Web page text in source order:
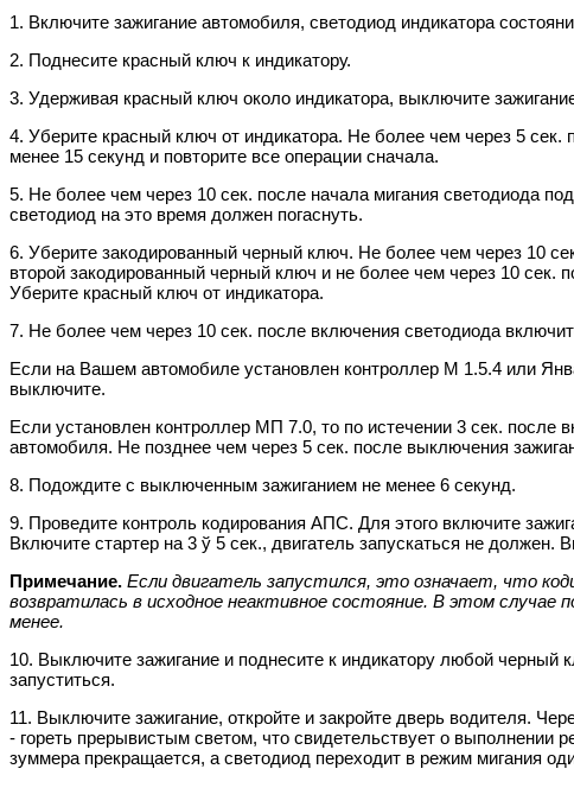
1. Включите зажигание автомобиля, светодиод индикатора
2. Поднесите красный ключ к индикатору.
3. Удерживая красный ключ около индикатора, выключите
4. Уберите красный ключ от индикатора. Не более чем через 5 сек.
менее 15 секунд и повторите все операции сначала.
5. Не более чем через 10 сек. после начала мигания светодиода
светодиод на это время должен погаснуть.
6. Уберите закодированный черный ключ. Не более чем через 10
второй закодированный черный ключ и не более чем через 10 сек.
Уберите красный ключ от индикатора.
7. Не более чем через 10 сек. после включения светодиода
Если на Вашем автомобиле установлен контроллер М 1.5.4 или
выключите.
Если установлен контроллер МП 7.0, то по истечении 3 сек. после
автомобиля. Не позднее чем через 5 сек. после выключения
8. Подождите с выключенным зажиганием не менее 6 секунд.
9. Проведите контроль кодирования АПС. Для этого включите
Включите стартер на 3 ў 5 сек., двигатель запускаться не
Примечание. Если двигатель запустился, это означает, что
возвратилась в исходное неактивное состояние. В этом случае
менее.
10. Выключите зажигание и поднесите к индикатору любой черный
запуститься.
11. Выключите зажигание, откройте и закройте дверь водителя.
- гореть прерывистым светом, что свидетельствует о выполнении
зуммера прекращается, а светодиод переходит в режим мигания